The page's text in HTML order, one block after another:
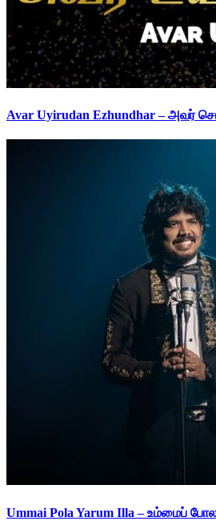
Avar Uyirudan Ezhundhar – அவர்
Ummai Pola Yarum Illa – உம்மைப்